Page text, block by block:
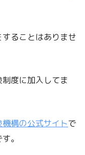
ることはありませ
度に加入してま
構の公式サイトで
。